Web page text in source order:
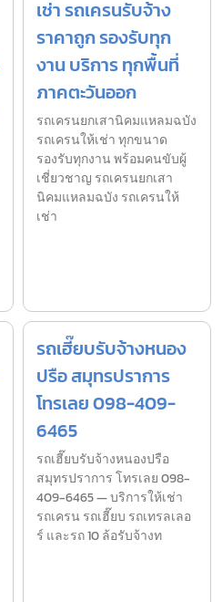
เช่า รถเครนรับจ้าง
ราคาถูก รองรับทุก
งาน บริการ ทุกพื้นที่
ภาคตะวันออก
รถเครนยกเสานิคมแหลมฉบัง
รถเครนให้เช่า ทุกขนาด
รองรับทุกงาน พร้อมคนขับผู้
เชี่ยวชาญ รถเครนยกเสา
นิคมแหลมฉบัง รถเครนให้
เช่า
รถเฮี๊ยบรับจ้างหนอง
ปรือ สมุทรปราการ
โทรเลย 098-409-
6465
รถเฮี๊ยบรับจ้างหนองปรือ
สมุทรปราการ โทรเลย 098-
409-6465 — บริการให้เช่า
รถเครน รถเฮี๊ยบ รถเทรลเลอ
ร์ และรถ 10 ล้อรับจ้างท